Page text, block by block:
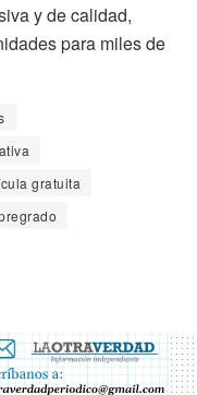
y de calidad,
para miles de
gratuita